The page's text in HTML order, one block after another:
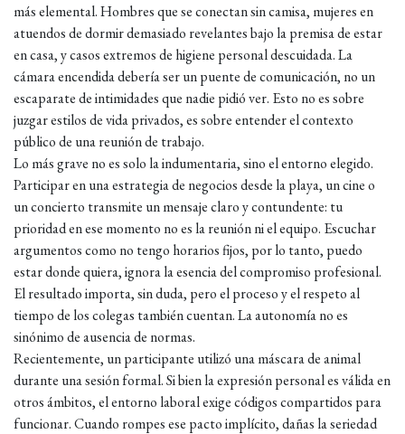
más elemental. Hombres que se conectan sin camisa, mujeres en
atuendos de dormir demasiado revelantes bajo la premisa de estar
en casa, y casos extremos de higiene personal descuidada. La
cámara encendida debería ser un puente de comunicación, no un
escaparate de intimidades que nadie pidió ver. Esto no es sobre
juzgar estilos de vida privados, es sobre entender el contexto
público de una reunión de trabajo.
Lo más grave no es solo la indumentaria, sino el entorno elegido.
Participar en una estrategia de negocios desde la playa, un cine o
un concierto transmite un mensaje claro y contundente: tu
prioridad en ese momento no es la reunión ni el equipo. Escuchar
argumentos como no tengo horarios fijos, por lo tanto, puedo
estar donde quiera, ignora la esencia del compromiso profesional.
El resultado importa, sin duda, pero el proceso y el respeto al
tiempo de los colegas también cuentan. La autonomía no es
sinónimo de ausencia de normas.
Recientemente, un participante utilizó una máscara de animal
durante una sesión formal. Si bien la expresión personal es válida en
otros ámbitos, el entorno laboral exige códigos compartidos para
funcionar. Cuando rompes ese pacto implícito, dañas la seriedad